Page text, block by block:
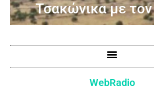
Τσακώνικα με
WebRadio